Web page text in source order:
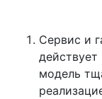
Сервис и
действует
модель